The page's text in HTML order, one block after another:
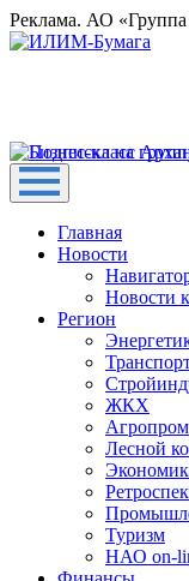
Реклама. АО
Главная
Новости
Новости
Регион
ЖКХ
Агропром
Лесной
Туризм
НАО on-